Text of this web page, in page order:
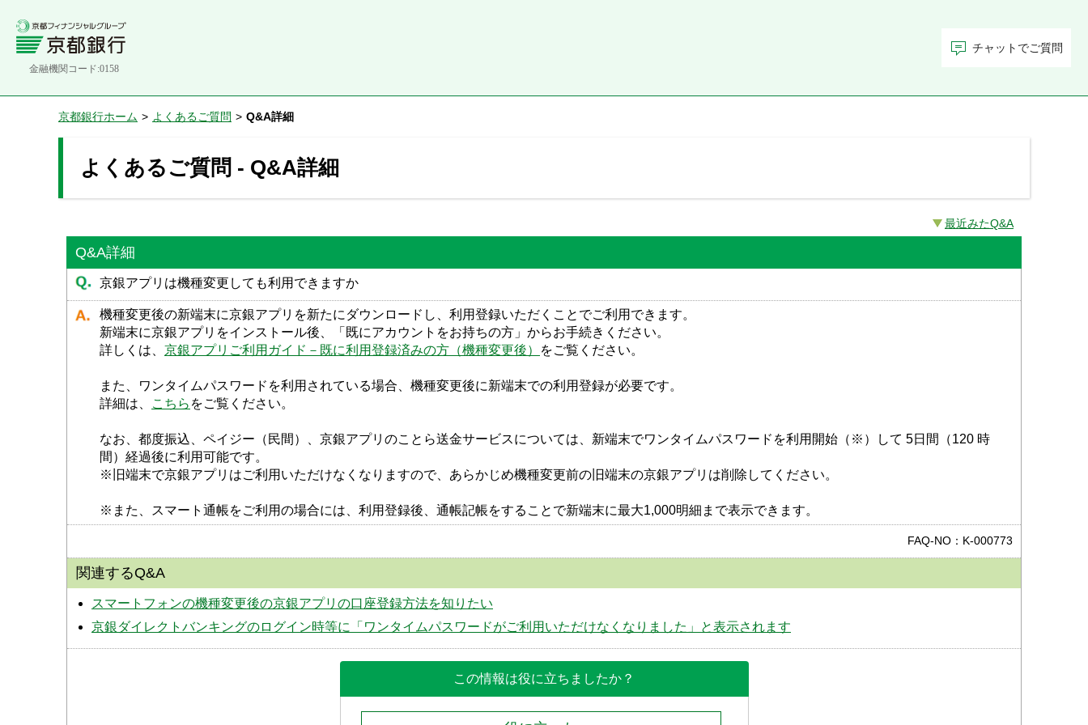
金融機関コード:0158
チャットでご質問
京都銀行ホーム > よくあるご質問 > Q&A詳細
よくあるご質問 - Q&A詳細
最近みたQ&A
Q&A詳細
京銀アプリは機種変更しても利用できますか
機種変更後の新端末に京銀アプリを新たにダウンロードし、利用登録いただくことでご利用できます。
新端末に京銀アプリをインストール後、「既にアカウントをお持ちの方」からお手続きください。
詳しくは、 京銀アプリご利用ガイド－既に利用登録済みの方（機種変更後） をご覧ください。
また、ワンタイムパスワードを利用されている場合、機種変更後に新端末での利用登録が必要です。
詳細は、
こちら をご覧ください。
なお、都度振込、ペイジー（民間）、京銀アプリのことら送金サービスについては、新端末でワンタイムパスワードを利用開始（※）して 5日間（120 時
間）経過後に利用可能です。
※旧端末で京銀アプリはご利用いただけなくなりますので、あらかじめ機種変更前の旧端末の京銀アプリは削除してください。
※また、スマート通帳をご利用の場合には、利用登録後、通帳記帳をすることで新端末に最大1,000明細まで表示できます。
FAQ-NO：K-000773
関連するQ&A
スマートフォンの機種変更後の京銀アプリの口座登録方法を知りたい
京銀ダイレクトバンキングのログイン時等に「ワンタイムパスワードがご利用いただけなくなりました」と表示されます
この情報は役に立ちましたか？